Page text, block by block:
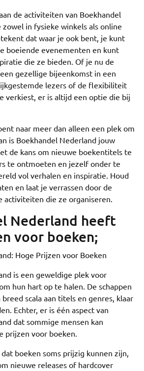
de activiteiten van Boekhandel
zowel in fysieke winkels als online
dat waar je ook bent, je kunt
boeiende evenementen en kunt
die ze bieden. Of je nu de
gezellige bijeenkomst in een
lezers of de flexibiliteit
verkiest, er is altijd een optie die bij
naar meer dan alleen een plek om
is Boekhandel Nederland jouw
de kans om nieuwe boekentitels te
te ontmoeten en jezelf onder te
vol verhalen en inspiratie. Houd
en laat je verrassen door de
activiteiten die ze organiseren.
Nederland heeft
voor boeken;
Hoge Prijzen voor Boeken
is een geweldige plek voor
hun hart op te halen. De schappen
scala aan titels en genres, klaar
Echter, er is één aspect van
dat sommige mensen kan
prijzen voor boeken.
boeken soms prijzig kunnen zijn,
nieuwe releases of hardcover